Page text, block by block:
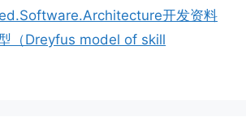
开发资料
（Dreyfus model of skill